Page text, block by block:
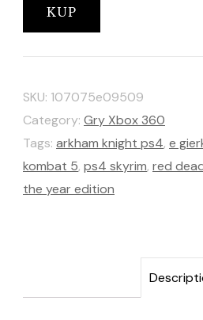
KUP
SKU: 107075e09509
Category: Gry Xbox 360
Tags: arkham knight ps4, e
kombat 5, ps4 skyrim, red
the year edition